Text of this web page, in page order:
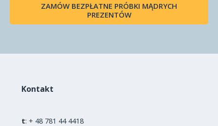
ZAMÓW BEZPŁATNE PRÓBKI MĄDRYCH
PREZENTÓW
Kontakt
t: + 48 781 44 4418